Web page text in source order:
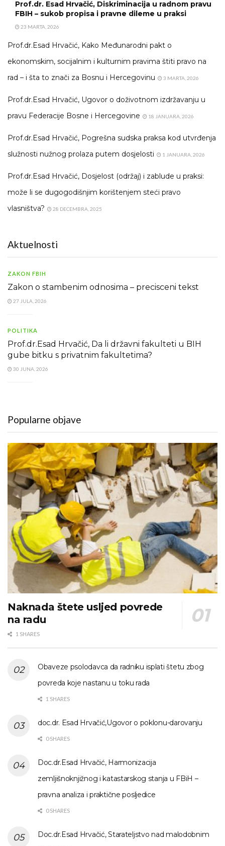
Prof.dr. Esad Hrvačić, Diskriminacija u radnom pravu
FBIH – sukob propisa i pravne dileme u praksi
23 MARTA, 2026
Prof.dr.Esad Hrvačić, Kako Međunarodni pakt o
ekonomskim, socijalnim i kulturnim pravima štiti pravo na
rad – i šta to znači za Bosnu i Hercegovinu
3 MARTA, 2026
Prof.dr.Esad Hrvačić, Ugovor o doživotnom izdržavanju u
pravu Federacije Bosne i Hercegovine
18 JANUARA, 2026
Prof.dr.Esad Hrvačić, Pogrešna sudska praksa kod utvrđenja
služnosti nužnog prolaza putem dosjelosti
1 JANUARA, 2026
Prof.dr.Esad Hrvačić, Dosjelost (održaj) i zablude u praksi:
može li se dugogodišnjim korištenjem steći pravo
vlasništva?
28 DECEMBRA, 2025
Aktuelnosti
ZAKON FBIH
Zakon o stambenim odnosima – precisceni tekst
27 JULA, 2026
POLITIKA
Prof.dr.Esad Hrvačić, Da li državni fakulteti u BIH
gube bitku s privatnim fakultetima?
30 JUNA, 2026
Popularne objave
Naknada štete usljed povrede
na radu
1 SHARES
Obaveze psolodavca da radniku isplati štetu zbog
povreda koje nastanu u toku rada
1 SHARES
doc.dr. Esad Hrvačić,Ugovor o poklonu-darovanju
0 SHARES
Doc.dr.Esad Hrvačić, Harmonizacija
zemljišnoknjižnog i katastarskog stanja u FBiH –
pravna analiza i praktične posljedice
0 SHARES
Doc.dr.Esad Hrvačić, Starateljstvo nad malodobnim